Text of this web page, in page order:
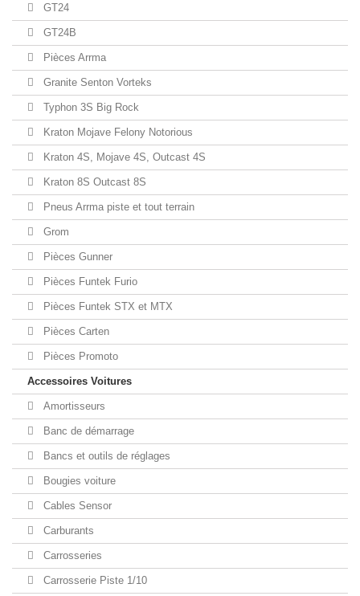
GT24
GT24B
Pièces Arrma
Granite Senton Vorteks
Typhon 3S Big Rock
Kraton Mojave Felony Notorious
Kraton 4S, Mojave 4S, Outcast 4S
Kraton 8S Outcast 8S
Pneus Arrma piste et tout terrain
Grom
Pièces Gunner
Pièces Funtek Furio
Pièces Funtek STX et MTX
Pièces Carten
Pièces Promoto
Accessoires Voitures
Amortisseurs
Banc de démarrage
Bancs et outils de réglages
Bougies voiture
Cables Sensor
Carburants
Carrosseries
Carrosserie Piste 1/10